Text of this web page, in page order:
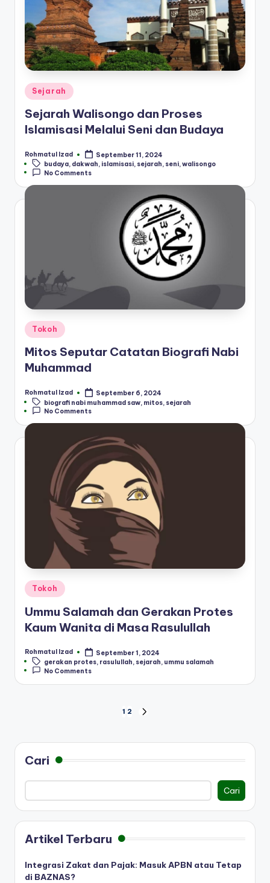
Posted
in
Sejarah
Sejarah Walisongo dan Proses
Islamisasi Melalui Seni dan Budaya
Posted
by
Rohmatul Izad
September 11, 2024
Tags:budaya, dakwah, islamisasi, sejarah, seni,walisongo
No Comments
Posted
in
Tokoh
Mitos Seputar Catatan Biografi Nabi
Muhammad
Posted
by
Rohmatul Izad
September 6, 2024
Tags:biografi nabi muhammad saw mitos sejarah
No Comments
Posted
in
Tokoh
Ummu Salamah dan Gerakan Protes
Kaum Wanita di Masa Rasulullah
Posted
by
Rohmatul Izad
September 1, 2024
Tags:gerakan protes, rasulullah, sejarah, ummu salamah
No Comments
pos
1 2
Cari
Cari
Artikel Terbaru
Integrasi Zakat dan Pajak: Masuk APBN atau Tetap
di BAZNAS?